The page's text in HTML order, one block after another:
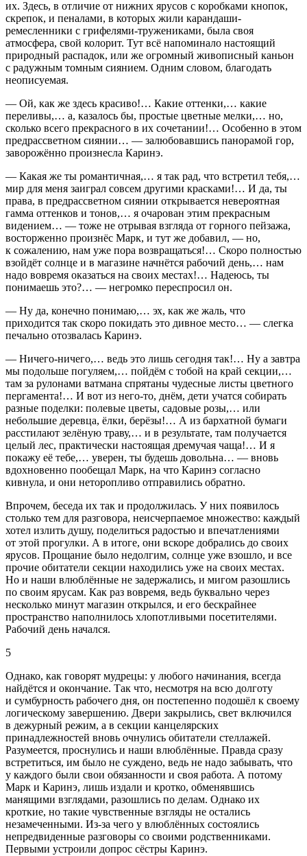
их. Здесь, в отличие от нижних ярусов с коробками кнопок,
скрепок, и пеналами, в которых жили карандаши-
ремесленники с грифелями-тружениками, была своя
атмосфера, свой колорит. Тут всё напоминало настоящий
природный распадок, или же огромный живописный каньон
с радужным томным сиянием. Одним словом, благодать
неописуемая.
— Ой, как же здесь красиво!… Какие оттенки,… какие
переливы,… а, казалось бы, простые цветные мелки,… но,
сколько всего прекрасного в их сочетании!… Особенно в этом
предрассветном сиянии… — залюбовавшись панорамой гор,
заворожённо произнесла Каринэ.
— Какая же ты романтичная,… я так рад, что встретил тебя,…
мир для меня заиграл совсем другими красками!… И да, ты
права, в предрассветном сиянии открывается невероятная
гамма оттенков и тонов,… я очарован этим прекрасным
видением… — тоже не отрывая взгляда от горного пейзажа,
восторженно произнёс Марк, и тут же добавил, — но,
к сожалению, нам уже пора возвращаться!… Скоро полностью
взойдёт солнце и в магазине начнётся рабочий день,… нам
надо вовремя оказаться на своих местах!… Надеюсь, ты
понимаешь это?… — негромко переспросил он.
— Ну да, конечно понимаю,… эх, как же жаль, что
приходится так скоро покидать это дивное место… — слегка
печально отозвалась Каринэ.
— Ничего-ничего,… ведь это лишь сегодня так!… Ну а завтра
мы подольше погуляем,… пойдём с тобой на край секции,…
там за рулонами ватмана спрятаны чудесные листы цветного
пергамента!… И вот из него-то, днём, дети учатся собирать
разные поделки: полевые цветы, садовые розы,… или
небольшие деревца, ёлки, берёзы!… А из бархатной бумаги
расстилают зелёную траву,… и в результате, там получается
целый лес, практически настоящая дремучая чаща!… И я
покажу её тебе,… уверен, ты будешь довольна… — вновь
вдохновенно пообещал Марк, на что Каринэ согласно
кивнула, и они неторопливо отправились обратно.
Впрочем, беседа их так и продолжилась. У них появилось
столько тем для разговора, неисчерпаемое множество: каждый
хотел излить душу, поделиться радостью и впечатлениями
от этой прогулки. А в итоге, они вскоре добрались до своих
ярусов. Прощание было недолгим, солнце уже взошло, и все
прочие обитатели секции находились уже на своих местах.
Но и наши влюблённые не задержались, и мигом разошлись
по своим ярусам. Как раз вовремя, ведь буквально через
несколько минут магазин открылся, и его бескрайнее
пространство наполнилось хлопотливыми посетителями.
Рабочий день начался.
5
Однако, как говорят мудрецы: у любого начинания, всегда
найдётся и окончание. Так что, несмотря на всю долготу
и сумбурность рабочего дня, он постепенно подошёл к своему
логическому завершению. Двери закрылись, свет включился
в дежурный режим, а в секции канцелярских
принадлежностей вновь очнулись обитатели стеллажей.
Разумеется, проснулись и наши влюблённые. Правда сразу
встретиться, им было не суждено, ведь не надо забывать, что
у каждого были свои обязанности и своя работа. А потому
Марк и Каринэ, лишь издали и кротко, обменявшись
манящими взглядами, разошлись по делам. Однако их
кроткие, но такие чувственные взгляды не остались
незамеченными. Из-за чего у влюблённых состоялись
непредвиденные разговоры со своими родственниками.
Первыми устроили допрос сёстры Каринэ.